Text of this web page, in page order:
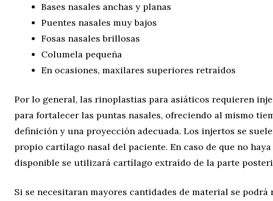
Bases nasales anchas y planas
Puentes nasales muy bajos
Fosas nasales brillosas
Columela pequeña
En ocasiones, maxilares superiores retraídos
Por lo general, las rinoplastias para asiáticos requieren
para fortalecer las puntas nasales, ofreciendo al mismo
definición y una proyección adecuada. Los injertos se
propio cartílago nasal del paciente. En caso de que no
disponible se utilizará cartílago extraído de la parte
Si se necesitaran mayores cantidades de material se